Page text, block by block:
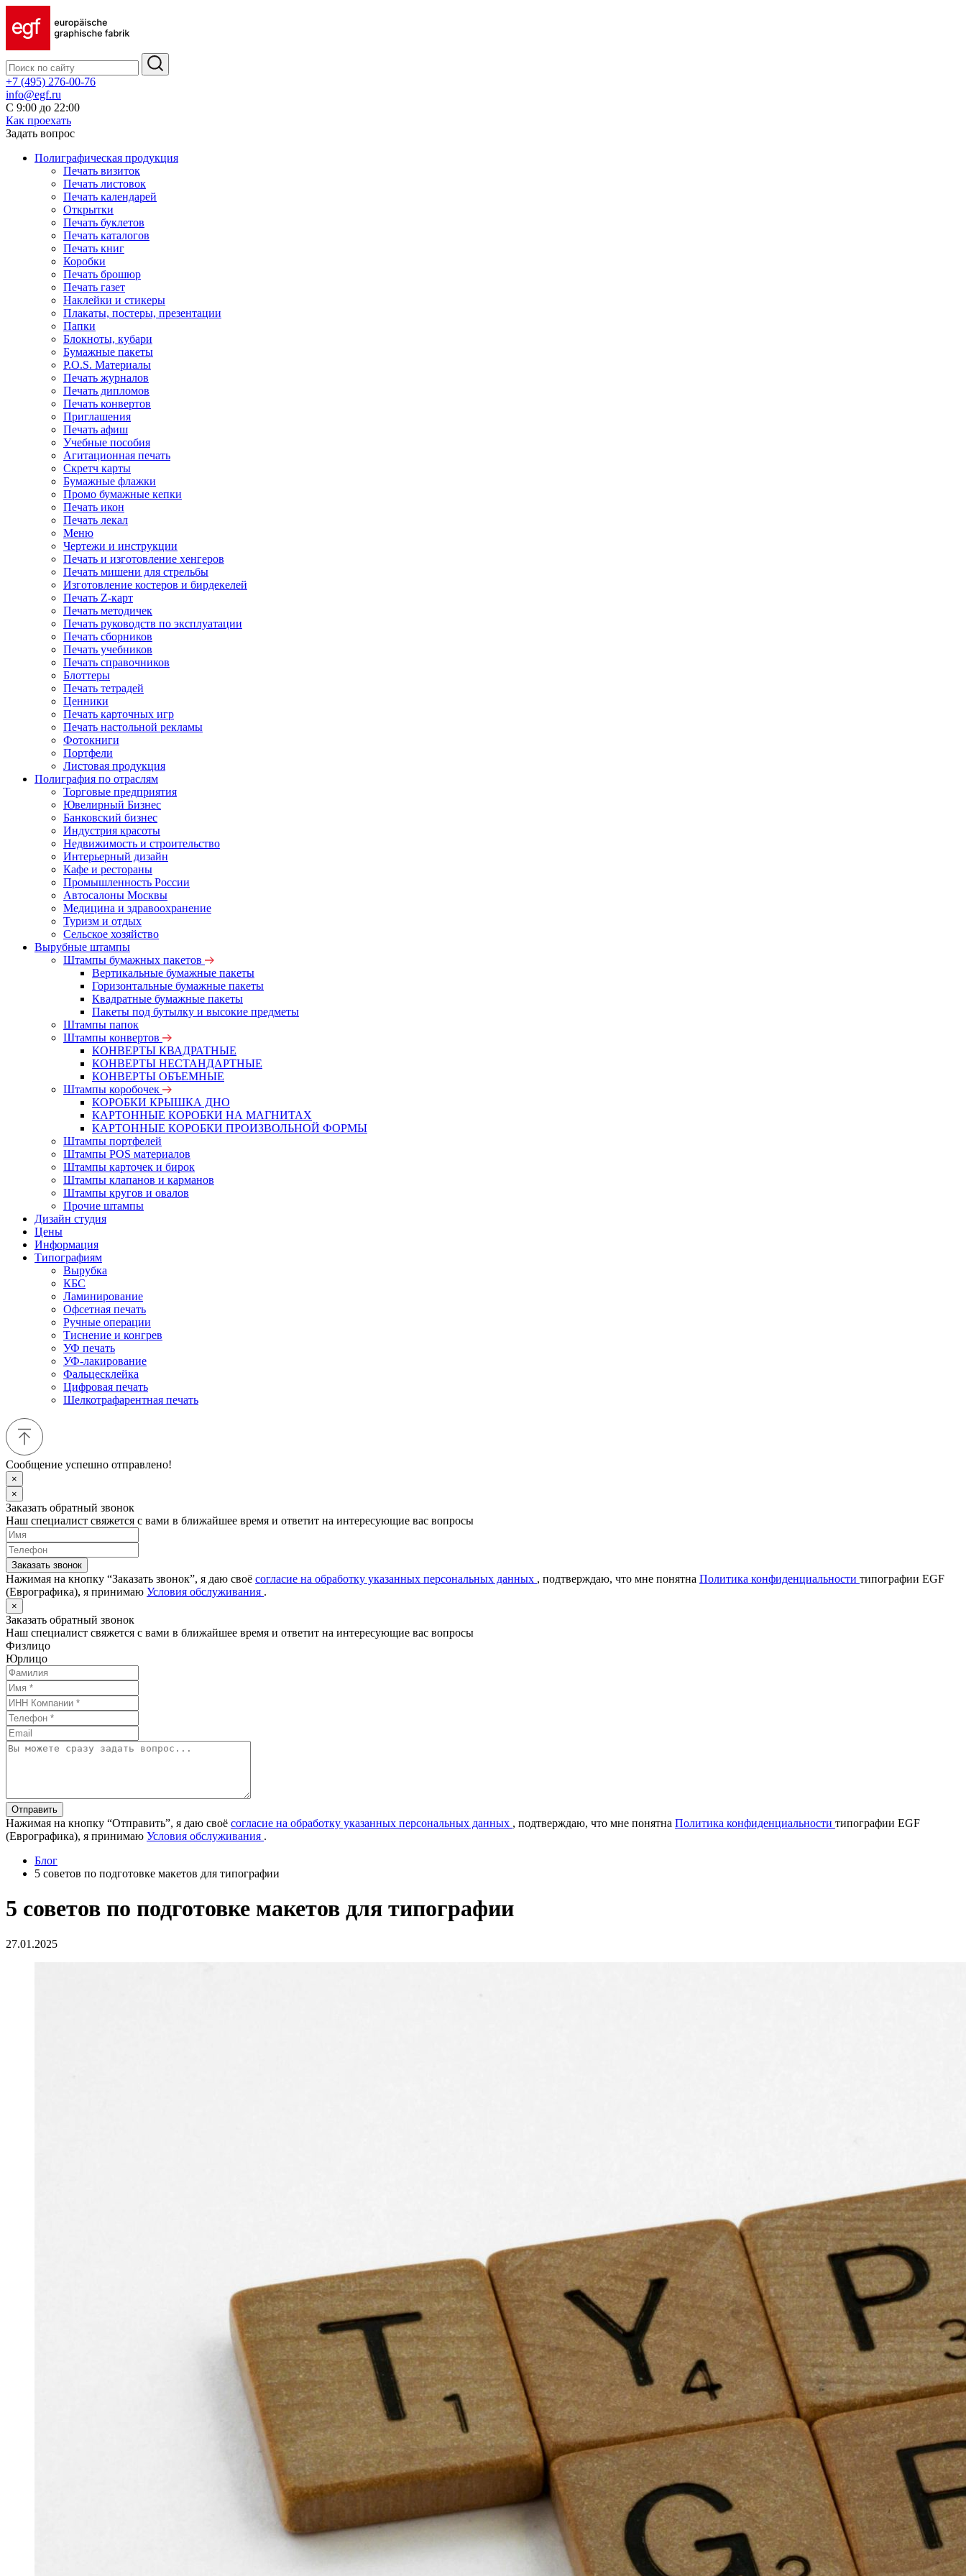
+7 (495) 276-00-76
info@egf.ru
С 9:00 до 22:00
Как проехать
Задать вопрос
Полиграфическая продукция
Печать визиток
Печать листовок
Печать календарей
Открытки
Печать буклетов
Печать каталогов
Печать книг
Коробки
Печать брошюр
Печать газет
Наклейки и стикеры
Плакаты, постеры, презентации
Папки
Блокноты, кубари
Бумажные пакеты
P.O.S. Материалы
Печать журналов
Печать дипломов
Печать конвертов
Приглашения
Печать афиш
Учебные пособия
Агитационная печать
Скретч карты
Бумажные флажки
Промо бумажные кепки
Печать икон
Печать лекал
Меню
Чертежи и инструкции
Печать и изготовление хенгеров
Печать мишени для стрельбы
Изготовление костеров и бирдекелей
Печать Z-карт
Печать методичек
Печать руководств по эксплуатации
Печать сборников
Печать учебников
Печать справочников
Блоттеры
Печать тетрадей
Ценники
Печать карточных игр
Печать настольной рекламы
Фотокниги
Портфели
Листовая продукция
Полиграфия по отраслям
Торговые предприятия
Ювелирный Бизнес
Банковский бизнес
Индустрия красоты
Недвижимость и строительство
Интерьерный дизайн
Кафе и рестораны
Промышленность России
Автосалоны Москвы
Медицина и здравоохранение
Туризм и отдых
Сельское хозяйство
Вырубные штампы
Штампы бумажных пакетов
Вертикальные бумажные пакеты
Горизонтальные бумажные пакеты
Квадратные бумажные пакеты
Пакеты под бутылку и высокие предметы
Штампы папок
Штампы конвертов
КОНВЕРТЫ КВАДРАТНЫЕ
КОНВЕРТЫ НЕСТАНДАРТНЫЕ
КОНВЕРТЫ ОБЪЕМНЫЕ
Штампы коробочек
КОРОБКИ КРЫШКА ДНО
КАРТОННЫЕ КОРОБКИ НА МАГНИТАХ
КАРТОННЫЕ КОРОБКИ ПРОИЗВОЛЬНОЙ ФОРМЫ
Штампы портфелей
Штампы POS материалов
Штампы карточек и бирок
Штампы клапанов и карманов
Штампы кругов и овалов
Прочие штампы
Дизайн студия
Цены
Информация
Типографиям
Вырубка
КБС
Ламинирование
Офсетная печать
Ручные операции
Тиснение и конгрев
УФ печать
УФ-лакирование
Фальцесклейка
Цифровая печать
Шелкотрафарентная печать
Сообщение успешно отправлено!
×
×
Заказать обратный звонок
Наш специалист свяжется с вами в ближайшее время и ответит на интересующие вас вопросы
Заказать звонок
Нажимая на кнопку “Заказать звонок”, я даю своё согласие на обработку указанных персональных данных , подтверждаю, что мне понятна Политика конфиденциальности типографии EGF
(Еврографика), я принимаю Условия обслуживания .
×
Заказать обратный звонок
Наш специалист свяжется с вами в ближайшее время и ответит на интересующие вас вопросы
Физлицо
Юрлицо
Отправить
Нажимая на кнопку “Отправить”, я даю своё согласие на обработку указанных персональных данных , подтверждаю, что мне понятна Политика конфиденциальности типографии EGF
(Еврографика), я принимаю Условия обслуживания .
Блог
5 советов по подготовке макетов для типографии
5 советов по подготовке макетов для типографии
27.01.2025